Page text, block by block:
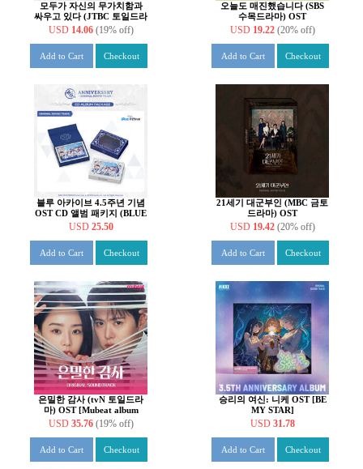
모두가 자신의 무가치함과
싸우고 있다 (JTBC 토일드라
마) OST
USD 14.06 (19% off)
Add to Cart Checkout
오늘도 매진했습니다 (SBS
수목드라마) OST
USD 19.22 (20% off)
Add to Cart Checkout
블루 아카이브 4.5주년 기념
OST CD 앨범 패키지 (BLUE
ARCHIVE 4.5th
USD 25.50
Add to Cart Checkout
21세기 대군부인 (MBC 금토
드라마) OST
USD 19.42 (20% off)
Add to Cart Checkout
은밀한 감사 (tvN 토일드라
마) OST [Mubeat album
ver.]
USD 35.76 (19% off)
Add to Cart Checkout
승리의 여신: 니케 OST [BE
MY STAR]
USD 31.78
Add to Cart Checkout